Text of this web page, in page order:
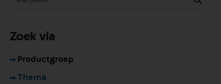
Zoek via
Productgroep
Thema